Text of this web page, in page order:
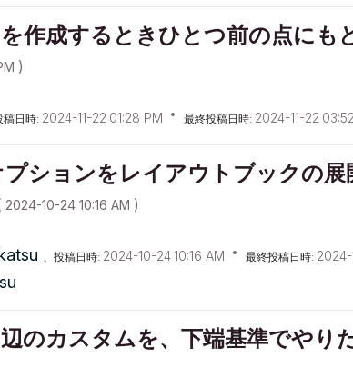
作成するときひとつ前の点にも
)
稿日時: ‎2024-11-22 01:28 PM 最終投稿日時: ‎2024-11-22
ションをレイアウトブックの展
‎2024-10-24 10:16 AM )
、投稿日時: ‎2024-10-24 10:16 AM 最終投稿日時:
のカスタムを、下端基準でやり